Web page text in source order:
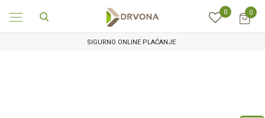
0 0
SIGURNO ONLINE PLAĆANJE